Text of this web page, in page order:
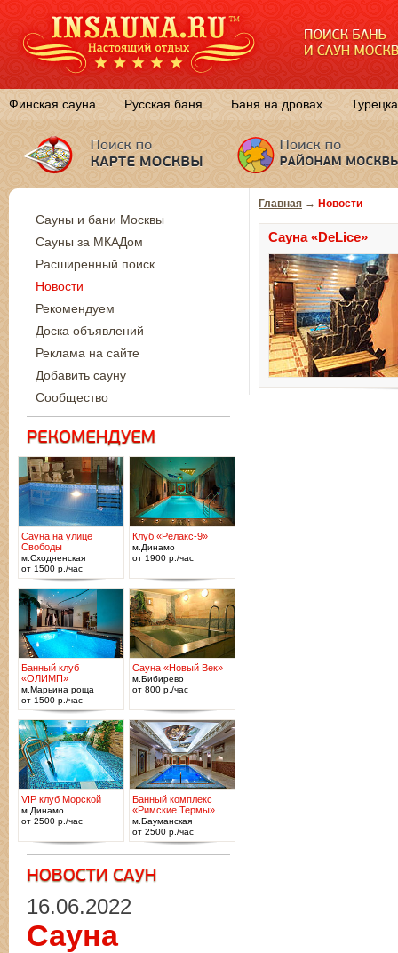
Финская сауна Русская баня Баня на дровах
Главная → Новости
Сауна «DeLice»
Сауны и бани Москвы
Сауны за МКАДом
Расширенный поиск
Новости
Рекомендуем
Доска объявлений
Реклама на сайте
Добавить сауну
Сообщество
Сауна на улице
Свободы
м.Сходненская
от 1500 р./час
Клуб «Релакс-9»
м.Динамо
от 1900 р./час
Банный клуб
«ОЛИМП»
м.Марьина роща
от 1500 р./час
Сауна «Новый Век»
м.Бибирево
от 800 р./час
VIP клуб Морской
м.Динамо
от 2500 р./час
Банный комплекс
«Римские Термы»
м.Бауманская
от 2500 р./час
16.06.2022
Сауна